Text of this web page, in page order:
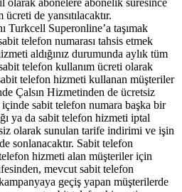
de yansıtılacaktır.
Turkcell Superonline’a taşımak
telefon numarası tahsis etmek
aldığınız durumunda aylık tüm
telefon kullanım ücreti olarak
telefon hizmeti kullanan müşteriler
Çalsın Hizmetinden de ücretsiz
içinde sabit telefon numara başka bir
ya da sabit telefon hizmeti iptal
olarak sunulan tarife indirimi ve işin
sonlanacaktır. Sabit telefon
hizmeti alan müşteriler için
mevcut sabit telefon
geçiş yapan müşterilerde